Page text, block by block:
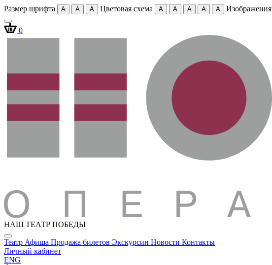
Размер шрифта A A A Цветовая схема A A A A A Изображения
0
НАШ ТЕАТР ПОБЕДЫ
Театр Афиша Продажа билетов Экскурсии Новости Контакты
Личный кабинет
ENG